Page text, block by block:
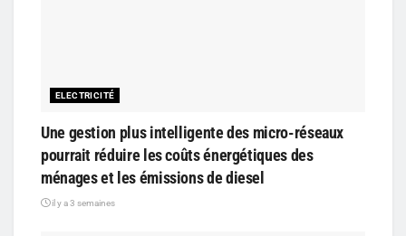
ELECTRICITÉ
Une gestion plus intelligente des micro-réseaux
pourrait réduire les coûts énergétiques des
ménages et les émissions de diesel
il y a 3 semaines